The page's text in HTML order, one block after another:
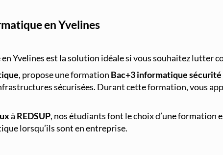
en Yvelines
Yvelines est la solution idéale si vous souhaitez lutter
, propose une formation Bac+3 informatique
sécurisées. Durant cette formation, vous
à REDSUP, nos étudiants font le choix d’une formation
lorsqu’ils sont en entreprise.